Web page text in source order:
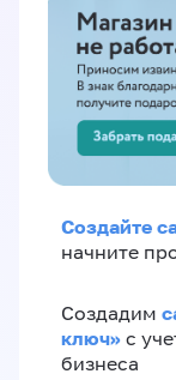
Создайте
начните
Создадим
ключ» с
бизнеса